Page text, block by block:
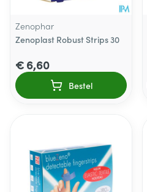
Zenophar
Zenoplast Robust Strips 30
€ 6,60
Bestel